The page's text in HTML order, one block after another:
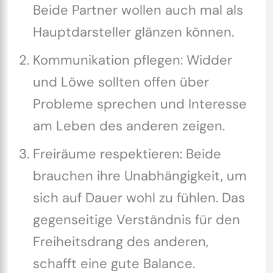
Beide Partner wollen auch mal als
Hauptdarsteller glänzen können.
Kommunikation pflegen: Widder
und Löwe sollten offen über
Probleme sprechen und Interesse
am Leben des anderen zeigen.
Freiräume respektieren: Beide
brauchen ihre Unabhängigkeit, um
sich auf Dauer wohl zu fühlen. Das
gegenseitige Verständnis für den
Freiheitsdrang des anderen,
schafft eine gute Balance.